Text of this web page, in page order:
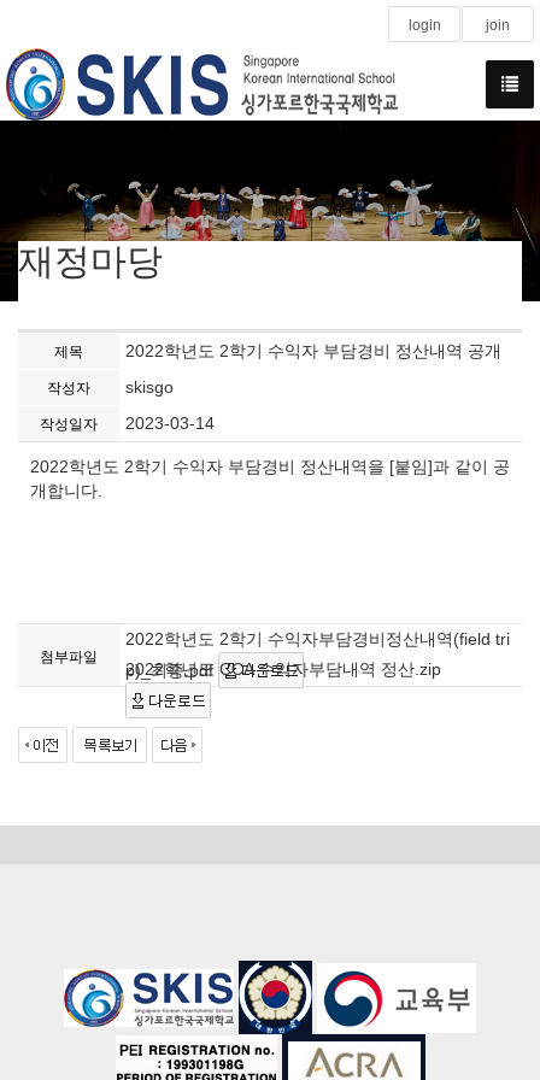
login join
재정마당
제목 2022학년도 2학기 수익자 부담경비 정산내역 공개
작성자 skisgo
작성일자 2023-03-14
2022학년도 2학기 수익자 부담경비 정산내역을 [붙임]과 같이 공
개합니다.
첨부파일
2022학년도 2학기 수익자부담경비정산내역(field tri
p)_최종.pdf
2022학년도 CCA 수익자부담내역 정산.zip